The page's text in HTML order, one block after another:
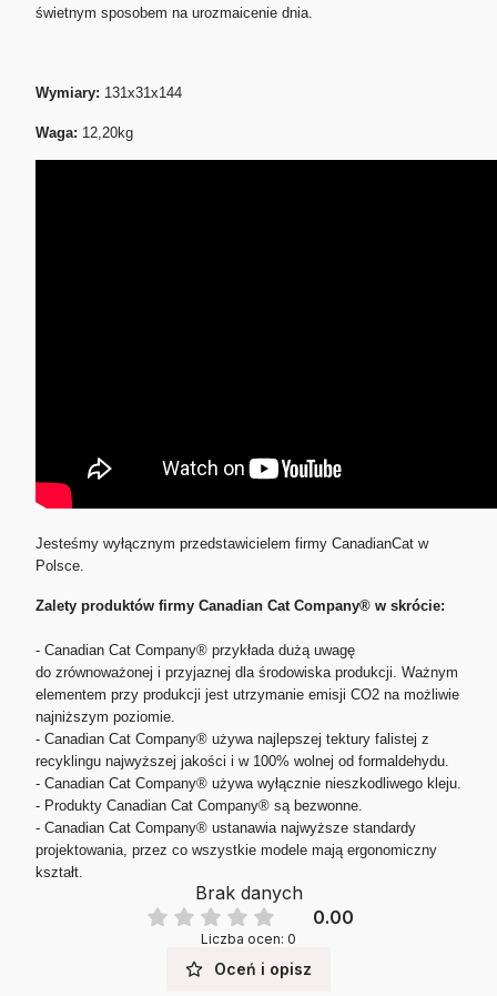
świetnym sposobem na urozmaicenie dnia.
Wymiary: 131x31x144
Waga: 12,20kg
Jesteśmy wyłącznym przedstawicielem firmy CanadianCat w
Polsce.
Zalety produktów firmy Canadian Cat Company® w skrócie:
- Canadian Cat Company® przykłada dużą uwagę
do zrównoważonej i przyjaznej dla środowiska produkcji. Ważnym
elementem przy produkcji jest utrzymanie emisji CO2 na możliwie
najniższym poziomie.
- Canadian Cat Company® używa najlepszej tektury falistej z
recyklingu najwyższej jakości i w 100% wolnej od formaldehydu.
- Canadian Cat Company® używa wyłącznie nieszkodliwego kleju.
- Produkty Canadian Cat Company® są bezwonne.
- Canadian Cat Company® ustanawia najwyższe standardy
projektowania, przez co wszystkie modele mają ergonomiczny
kształt.
Brak danych
0.00
Liczba ocen: 0
Oceń i opisz